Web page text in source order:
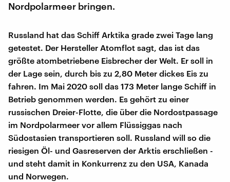
Nordpolarmeer bringen.
Russland hat das Schiff Arktika grade zwei Tage lang
getestet. Der Hersteller Atomflot sagt, das ist das
größte atombetriebene Eisbrecher der Welt. Er soll in
der Lage sein, durch bis zu 2,80 Meter dickes Eis zu
fahren. Im Mai 2020 soll das 173 Meter lange Schiff in
Betrieb genommen werden. Es gehört zu einer
russischen Dreier-Flotte, die über die Nordostpassage
im Nordpolarmeer vor allem Flüssiggas nach
Südostasien transportieren soll. Russland will so die
riesigen Öl- und Gasreserven der Arktis erschließen -
und steht damit in Konkurrenz zu den USA, Kanada
und Norwegen.